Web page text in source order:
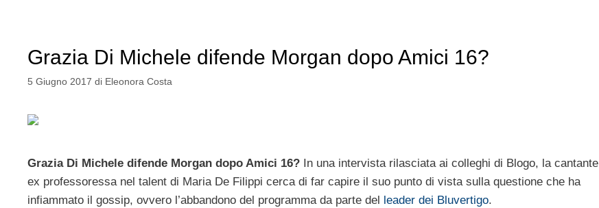
Grazia Di Michele difende Morgan dopo Amici 16?
5 Giugno 2017 di Eleonora Costa
Grazia Di Michele difende Morgan dopo Amici 16? In una intervista rilasciata ai colleghi di Blogo, la cantante
ex professoressa nel talent di Maria De Filippi cerca di far capire il suo punto di vista sulla questione che ha
infiammato il gossip, ovvero l’abbandono del programma da parte del
leader dei Bluvertigo.